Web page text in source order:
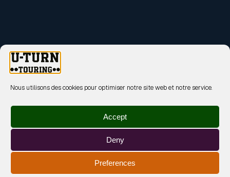
Nous utilisons des cookies pour optimiser notre site web et notre service.
Accept
Deny
Preferences